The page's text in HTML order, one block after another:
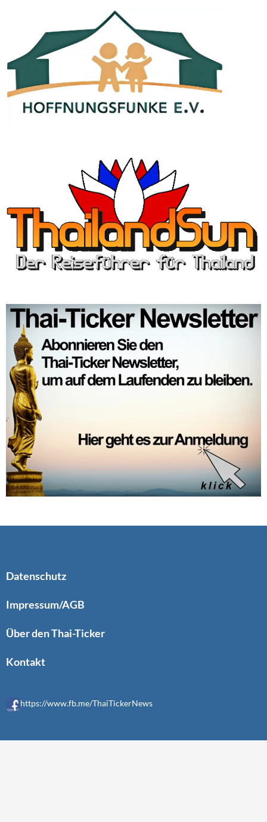
Datenschutz
Impressum/AGB
Über den Thai-Ticker
Kontakt
https://www.fb.me/ThaiTickerNews